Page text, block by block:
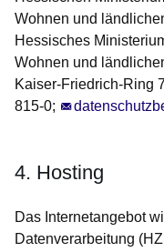
Wohnen und
Hessisches
Wohnen und
Kaiser-Friedrich-Ring
815-0;
4. Hosting
Das Internetangebot
Datenverarbeitung